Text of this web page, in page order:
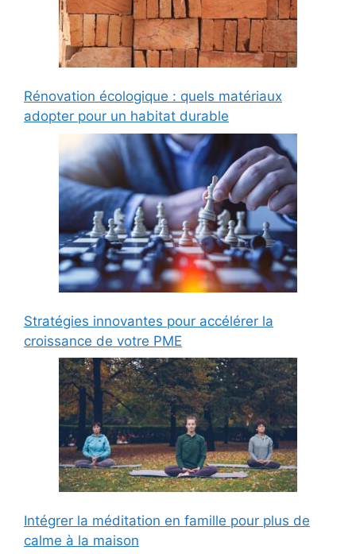
Rénovation écologique : quels matériaux
adopter pour un habitat durable
Stratégies innovantes pour accélérer la
croissance de votre PME
Intégrer la méditation en famille pour plus de
calme à la maison